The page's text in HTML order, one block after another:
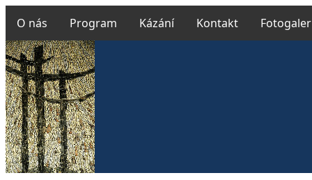
O nás Program Kázání Kontakt